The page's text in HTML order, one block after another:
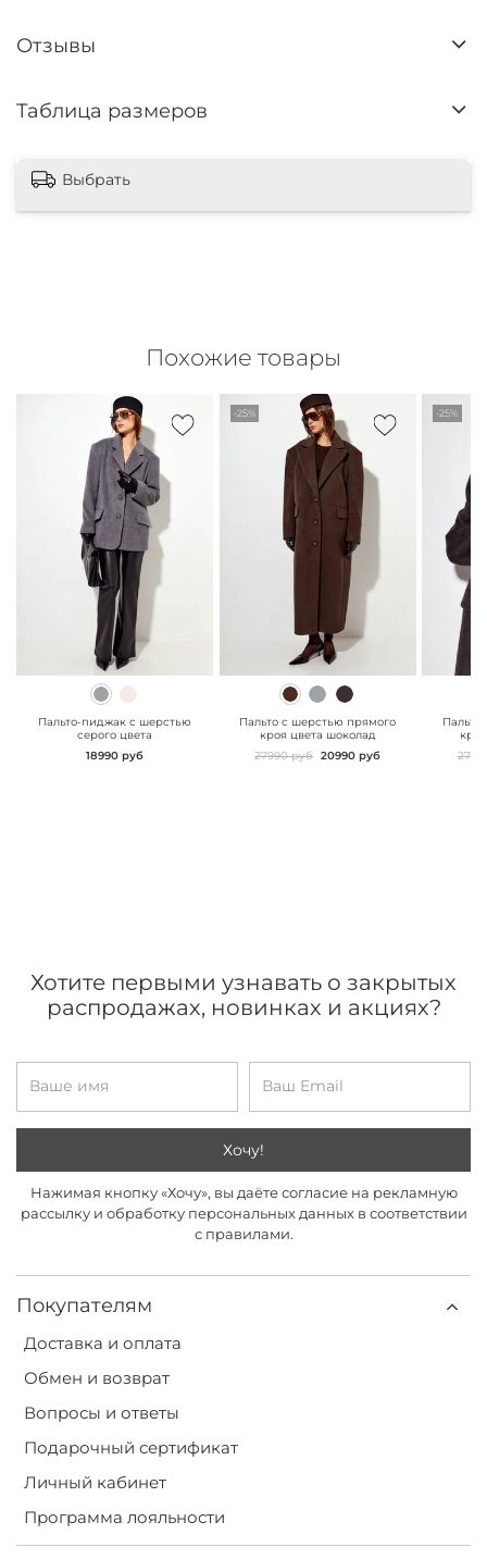
Отзывы
Таблица размеров
Выбрать
Похожие товары
" class="js-prevent-
Пальто-пиджак с шерстью
серого цвета
18990 руб
-25%
" class="js-prevent-
images">
Пальто с шерстью прямого
кроя цвета шоколад
27990 руб 20990 руб
-25%
Покупателям
Доставка и оплата
Обмен и возврат
Вопросы и ответы
Подарочный сертификат
Личный кабинет
Программа лояльности
Хотите первыми узнавать о закрытых
распродажах, новинках и акциях?
Хочу!
Нажимая кнопку «Хочу», вы даёте согласие на рекламную
рассылку и обработку персональных данных в соответствии
с правилами.